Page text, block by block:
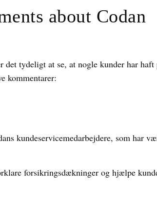
about Codan
det tydeligt at se, at nogle kunder har haft
kommentarer:
kundeservicemedarbejdere, som har
forsikringsdækninger og hjælpe